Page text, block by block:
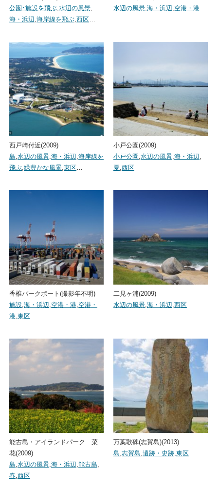
公園･施設を飛ぶ,水辺の風景,
海・浜辺,海岸線を飛ぶ,西区…
水辺の風景,海・浜辺,空港・港
西戸崎付近(2009)
島,水辺の風景,海・浜辺,海岸線を
飛ぶ,緑豊かな風景,東区…
小戸公園(2009)
小戸公園 ,水辺の風景,海・浜辺,
夏,西区
香椎パークポート(撮影年不明)
施設,海・浜辺,空港・港,空港・
港,東区
二見ヶ浦(2009)
水辺の風景,海・浜辺,西区
能古島・アイランドパーク 菜
花(2009)
島,水辺の風景,海・浜辺,能古島,
春,西区
万葉歌碑(志賀島)(2013)
島,志賀島,遺跡・史跡,東区